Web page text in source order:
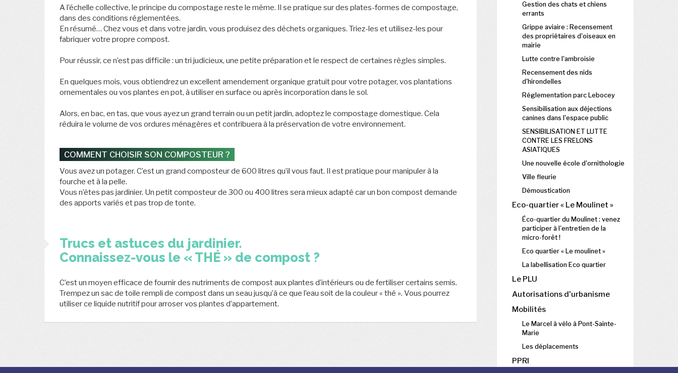
A l’échelle collective, le principe du compostage reste le même. Il se pratique sur des plates-formes de compostage,
dans des conditions réglementées.
En résumé… Chez vous et dans votre jardin, vous produisez des déchets organiques. Triez-les et utilisez-les pour
fabriquer votre propre compost.
Pour réussir, ce n’est pas difficile : un tri judicieux, une petite préparation et le respect de certaines règles simples.
En quelques mois, vous obtiendrez un excellent amendement organique gratuit pour votre potager, vos plantations
ornementales ou vos plantes en pot, à utiliser en surface ou après incorporation dans le sol.
Alors, en bac, en tas, que vous ayez un grand terrain ou un petit jardin, adoptez le compostage domestique. Cela
réduira le volume de vos ordures ménagères et contribuera à la préservation de votre environnement.
COMMENT CHOISIR SON COMPOSTEUR ?
Vous avez un potager. C’est un grand composteur de 600 litres qu’il vous faut. Il est pratique pour manipuler à la
fourche et à la pelle.
Vous n’êtes pas jardinier. Un petit composteur de 300 ou 400 litres sera mieux adapté car un bon compost demande
des apports variés et pas trop de tonte.
Trucs et astuces du jardinier.
Connaissez-vous le « THÉ » de compost ?
C’est un moyen efficace de fournir des nutriments de compost aux plantes d’intérieurs ou de fertiliser certains semis.
Trempez un sac de toile rempli de compost dans un seau jusqu’à ce que l’eau soit de la couleur « thé ». Vous pourrez
utiliser ce liquide nutritif pour arroser vos plantes d’appartement.
Gestion des chats et chiens
errants
Grippe aviaire : Recensement
des propriétaires d'oiseaux en
mairie
Lutte contre l'ambroisie
Recensement des nids
d'hirondelles
Réglementation parc Lebocey
Sensibilisation aux déjections
canines dans l'espace public
SENSIBILISATION ET LUTTE
CONTRE LES FRELONS
ASIATIQUES
Une nouvelle école d'ornithologie
Ville fleurie
Démoustication
Eco-quartier « Le Moulinet »
Éco-quartier du Moulinet : venez
participer à l'entretien de la
micro-forêt !
Eco quartier « Le moulinet »
La labellisation Eco quartier
Le PLU
Autorisations d'urbanisme
Mobilités
Le Marcel à vélo à Pont-Sainte-
Marie
Les déplacements
PPRI